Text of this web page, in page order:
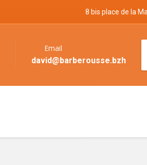
8 bis place de la
Email
david@barberousse.bzh